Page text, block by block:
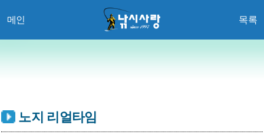
메인 목록
노지 리얼타임